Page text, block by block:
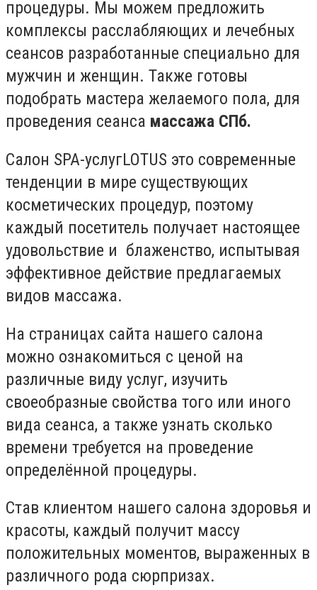
процедуры. Мы можем предложить
комплексы расслабляющих и лечебных
сеансов разработанные специально для
мужчин и женщин. Также готовы
подобрать мастера желаемого пола, для
проведения сеанса массажа СПб.
Салон SPA-услугLOTUS это современные
тенденции в мире существующих
косметических процедур, поэтому
каждый посетитель получает настоящее
удовольствие и блаженство, испытывая
эффективное действие предлагаемых
видов массажа.
На страницах сайта нашего салона
можно ознакомиться с ценой на
различные виду услуг, изучить
своеобразные свойства того или иного
вида сеанса, а также узнать сколько
времени требуется на проведение
определённой процедуры.
Став клиентом нашего салона здоровья и
красоты, каждый получит массу
положительных моментов, выраженных в
различного рода сюрпризах.